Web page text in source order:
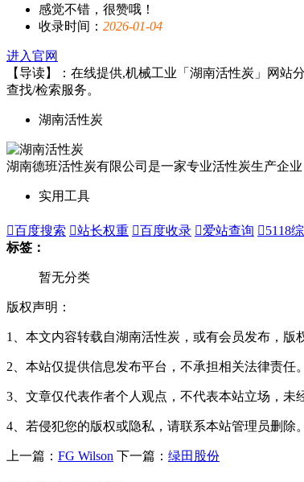
感觉不错，很赞哦！
收录时间： 2026-01-04
进入官网
【导读】：在线提供,机械工业「湖南活性炭」网站
查找/检索服务。
湖南活性炭
湖南德班活性炭有限公司是一家专业活性炭生产企
实用工具
百度搜索 站长权重 百度收录 爱站查询 5118
标签：
暂无分类
版权声明：
1、本文内容转载自湖南活性炭，或有会员发布，版
2、本站仅提供信息发布平台，不承担相关法律责任。
3、文章仅代表作者个人观点，不代表本站立场，未
4、若侵犯您的版权或隐私，请联系本站管理员删除。
上一篇： FG Wilson 下一篇： 绿田股份